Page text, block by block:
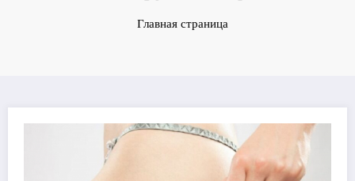
Главная страница